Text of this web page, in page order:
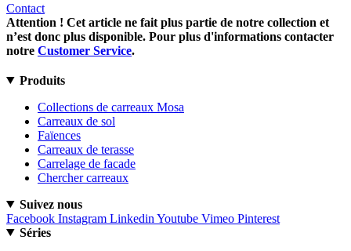
Contact
Attention ! Cet article ne fait plus partie de notre collection et
n’est donc plus disponible. Pour plus d'informations contacter
notre Customer Service.
Produits
Collections de carreaux Mosa
Carreaux de sol
Faïences
Carreaux de terasse
Carrelage de facade
Chercher carreaux
Suivez nous
Facebook Instagram Linkedin Youtube Vimeo Pinterest
Séries